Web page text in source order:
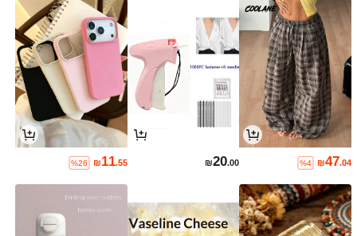
₪47.04
%4
₪20.00
₪11.55
%26